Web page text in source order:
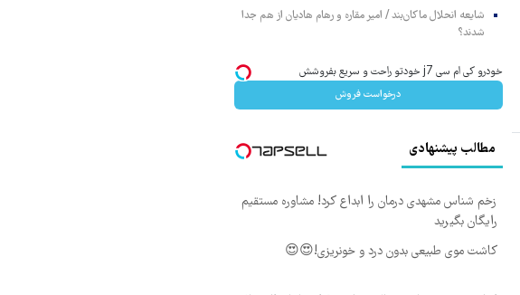
شایعه انحلال ماکان‌بند / امیر مقاره و رهام هادیان از هم جدا
شدند؟
خودرو کی ام سی j7 خودتو راحت و سریع بفروشش
درخواست فروش
مطالب پیشنهادی
زخم شناس مشهدی درمان را ابداع کرد! مشاوره مستقیم
رایگان بگیرید
کاشت موی طبیعی بدون درد و خونریزی!😍😍